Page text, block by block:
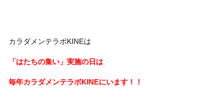
カラダメンテラボKINEは
「はたちの集い」実施の日は
毎年カラダメンテラボKINEにいます！！